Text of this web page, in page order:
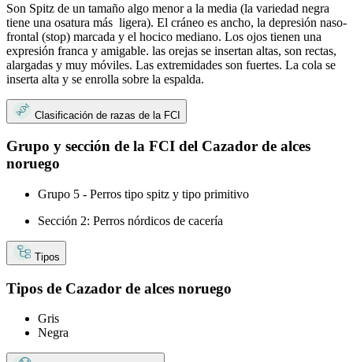
Son Spitz de un tamaño algo menor a la media (la variedad negra
tiene una osatura más ligera). El cráneo es ancho, la depresión naso-
frontal (stop) marcada y el hocico mediano. Los ojos tienen una
expresión franca y amigable. las orejas se insertan altas, son rectas,
alargadas y muy móviles. Las extremidades son fuertes. La cola se
inserta alta y se enrolla sobre la espalda.
Clasificación de razas de la FCI
Grupo y sección de la FCI del Cazador de alces
noruego
Grupo 5 - Perros tipo spitz y tipo primitivo
Sección 2: Perros nórdicos de cacería
Tipos
Tipos de Cazador de alces noruego
Gris
Negra